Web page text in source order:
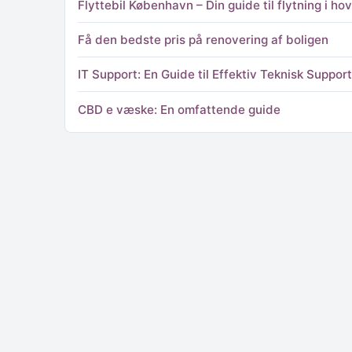
Flyttebil København – Din guide til flytning i
Få den bedste pris på renovering af boligen
IT Support: En Guide til Effektiv Teknisk Support
CBD e væske: En omfattende guide